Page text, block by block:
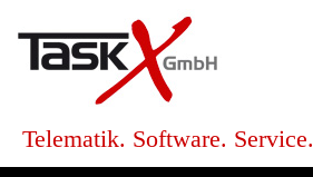
Telematik. Software. Service.